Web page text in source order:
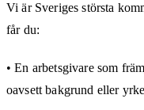
Vi är Sveriges största
får du:
• En arbetsgivare som
oavsett bakgrund eller